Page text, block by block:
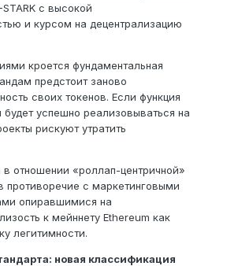
с высокой
и курсом на децентрализацию
кроется фундаментальная
предстоит заново
своих токенов. Если функция
успешно реализовываться на
рискуют утратить
отношении «роллап-центричной»
противоречие с маркетинговыми
опиравшимися на
к мейннету Ethereum как
легитимности.
новая классификация